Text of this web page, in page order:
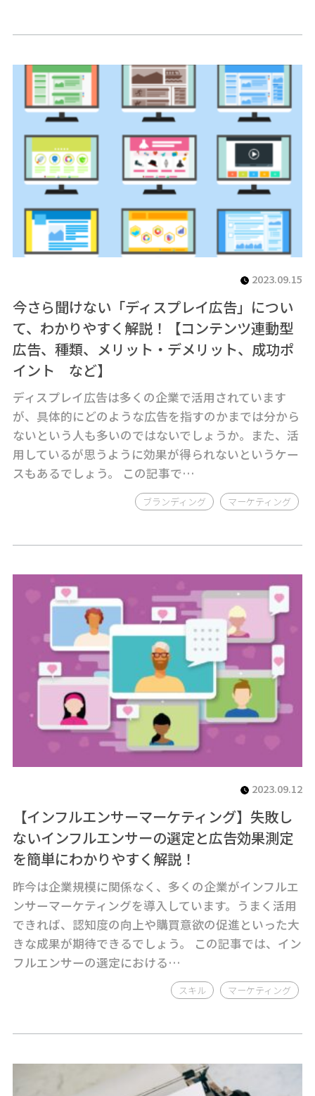
2023.09.15
今さら聞けない「ディスプレイ広告」につい
て、わかりやすく解説！【コンテンツ連動型
広告、種類、メリット・デメリット、成功ポ
イント など】
ディスプレイ広告は多くの企業で活用されています
が、具体的にどのような広告を指すのかまでは分から
ないという人も多いのではないでしょうか。また、活
用しているが思うように効果が得られないというケー
スもあるでしょう。 この記事で…
ブランディング マーケティング
2023.09.12
【インフルエンサーマーケティング】失敗し
ないインフルエンサーの選定と広告効果測定
を簡単にわかりやすく解説！
昨今は企業規模に関係なく、多くの企業がインフルエ
ンサーマーケティングを導入しています。うまく活用
できれば、認知度の向上や購買意欲の促進といった大
きな成果が期待できるでしょう。 この記事では、イン
フルエンサーの選定における…
スキル マーケティング